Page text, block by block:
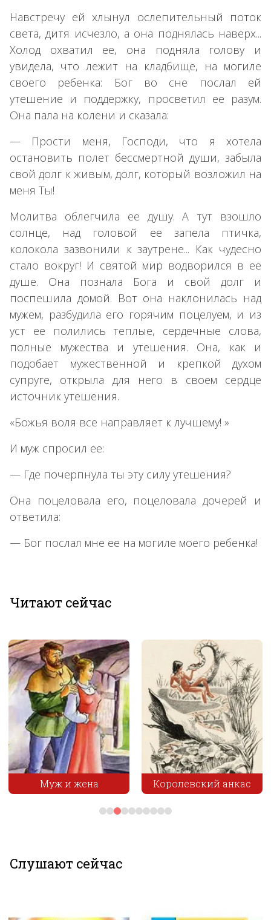
Навстречу ей хлынул ослепительный поток
света, дитя исчезло, а она поднялась наверх...
Холод охватил ее, она подняла голову и
увидела, что лежит на кладбище, на могиле
своего ребенка: Бог во сне послал ей
утешение и поддержку, просветил ее разум.
Она пала на колени и сказала:
— Прости меня, Господи, что я хотела
остановить полет бессмертной души, забыла
свой долг к живым, долг, который возложил на
меня Ты!
Молитва облегчила ее душу. А тут взошло
солнце, над головой ее запела птичка,
колокола зазвонили к заутрене... Как чудесно
стало вокруг! И святой мир водворился в ее
душе. Она познала Бога и свой долг и
поспешила домой. Вот она наклонилась над
мужем, разбудила его горячим поцелуем, и из
уст ее полились теплые, сердечные слова,
полные мужества и утешения. Она, как и
подобает мужественной и крепкой духом
супруге, открыла для него в своем сердце
источник утешения.
«Божья воля все направляет к лучшему! »
И муж спросил ее:
— Где почерпнула ты эту силу утешения?
Она поцеловала его, поцеловала дочерей и
ответила:
— Бог послал мне ее на могиле моего ребенка!
Читают сейчас
Муж и жена Королевский анкас
Слушают сейчас
Скачайте наше приложение «Несказки»!
Увлекательные сказки и полезные привычки для
вашего ребёнка в одном приложении!